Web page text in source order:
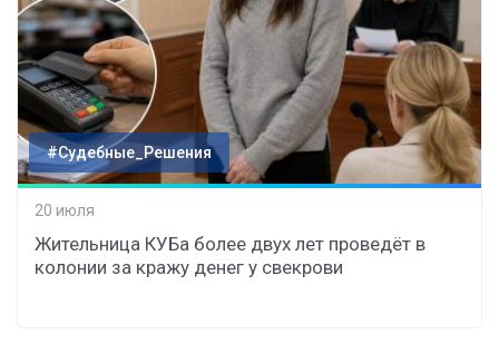
#Судебные_Решения
20 июля
Жительница КУБа более двух лет проведёт в
колонии за кражу денег у свекрови